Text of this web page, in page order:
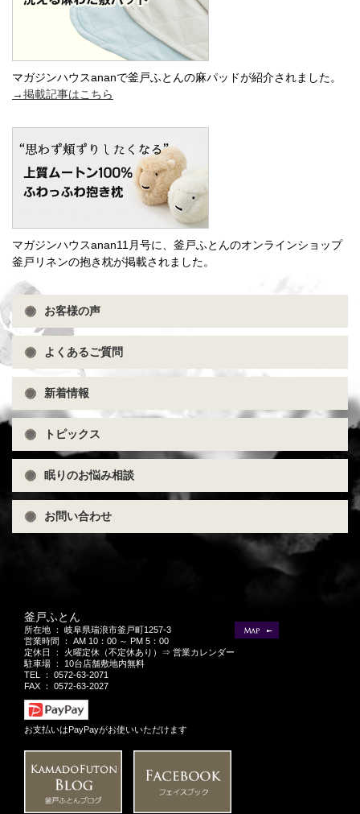
マガジンハウスananで釜戸ふとんの麻パッドが紹介されました。
→掲載記事はこちら
マガジンハウスanan11月号に、釜戸ふとんのオンラインショップ
釜戸リネンの抱き枕が掲載されました。
お客様の声
よくあるご質問
新着情報
トピックス
眠りのお悩み相談
お問い合わせ
釜戸ふとん
所在地 ： 岐阜県瑞浪市釜戸町1257-3
営業時間 ： AM 10：00 ～ PM 5：00
定休日 ： 火曜定休（不定休あり） ⇒ 営業カレンダー
駐車場 ： 10台店舗敷地内無料
TEL ： 0572-63-2071
FAX ： 0572-63-2027
お支払いはPayPayがお使いいただけます